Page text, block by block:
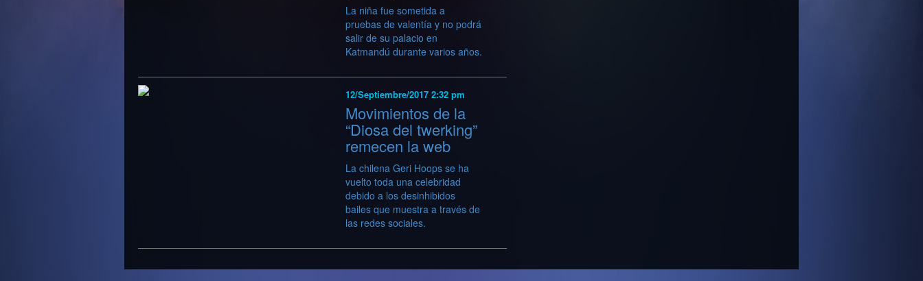
La niña fue sometida a
pruebas de valentía y no podrá
salir de su palacio en
Katmandú durante varios años.
12/Septiembre/2017 2:32 pm
Movimientos de la
“Diosa del twerking”
remecen la web
La chilena Geri Hoops se ha
vuelto toda una celebridad
debido a los desinhibidos
bailes que muestra a través de
las redes sociales.